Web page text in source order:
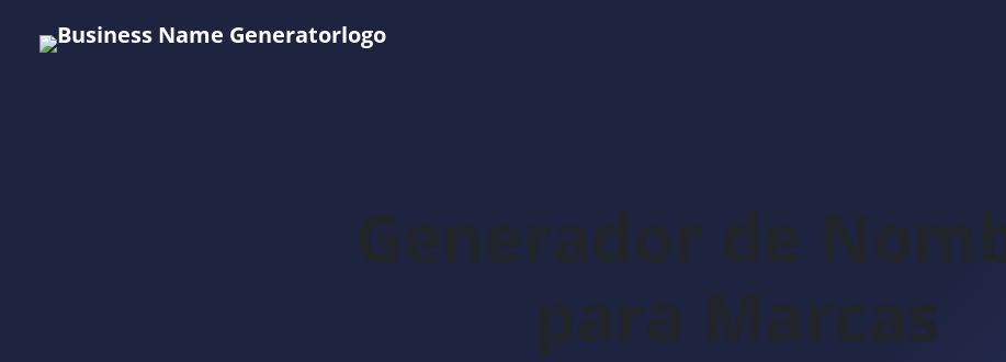
Generador de
para Marcas